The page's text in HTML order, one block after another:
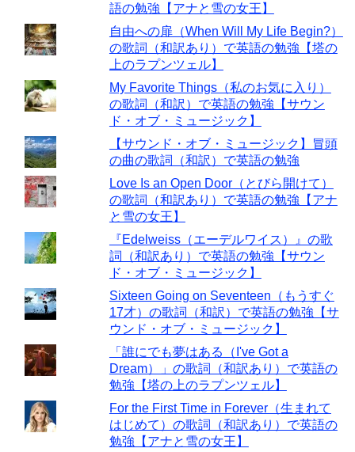
語の勉強【アナと雪の女王】
自由への扉（When Will My Life Begin?）
の歌詞（和訳あり）で英語の勉強【塔の
上のラプンツェル】
My Favorite Things（私のお気に入り）
の歌詞（和訳）で英語の勉強【サウン
ド・オブ・ミュージック】
【サウンド・オブ・ミュージック】冒頭
の曲の歌詞（和訳）で英語の勉強
Love Is an Open Door（とびら開けて）
の歌詞（和訳あり）で英語の勉強【アナ
と雪の女王】
『Edelweiss（エーデルワイス）』の歌
詞（和訳あり）で英語の勉強【サウン
ド・オブ・ミュージック】
Sixteen Going on Seventeen（もうすぐ
17才）の歌詞（和訳）で英語の勉強【サ
ウンド・オブ・ミュージック】
「誰にでも夢はある（I've Got a
Dream）」の歌詞（和訳あり）で英語の
勉強【塔の上のラプンツェル】
For the First Time in Forever（生まれて
はじめて）の歌詞（和訳あり）で英語の
勉強【アナと雪の女王】